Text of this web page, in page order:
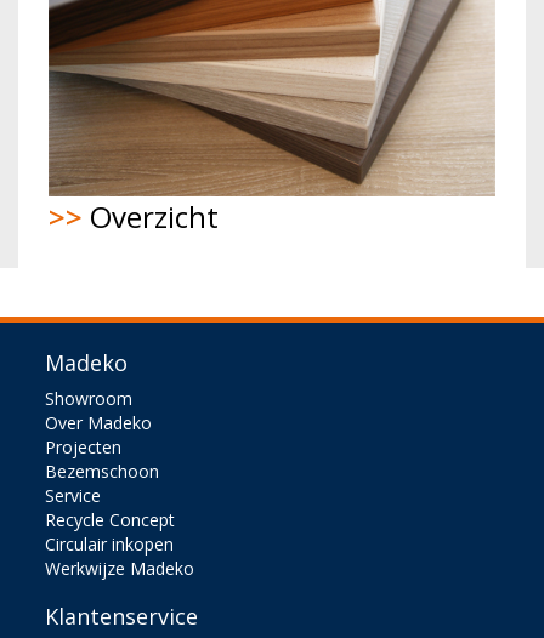
>> Overzicht
Madeko
Showroom
Over Madeko
Projecten
Bezemschoon
Service
Recycle Concept
Circulair inkopen
Werkwijze Madeko
Klantenservice